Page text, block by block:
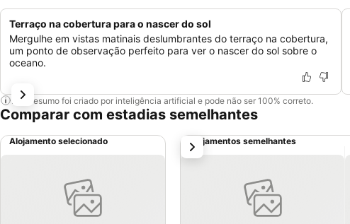
Terraço na cobertura para o nascer do sol
Mergulhe em vistas matinais deslumbrantes do terraço na cobertura,
um ponto de observação perfeito para ver o nascer do sol sobre o
oceano.
Este resumo foi criado por inteligência artificial e pode não ser 100% correto.
Comparar com estadias semelhantes
Alojamento selecionado Alojamentos semelhantes
próximo